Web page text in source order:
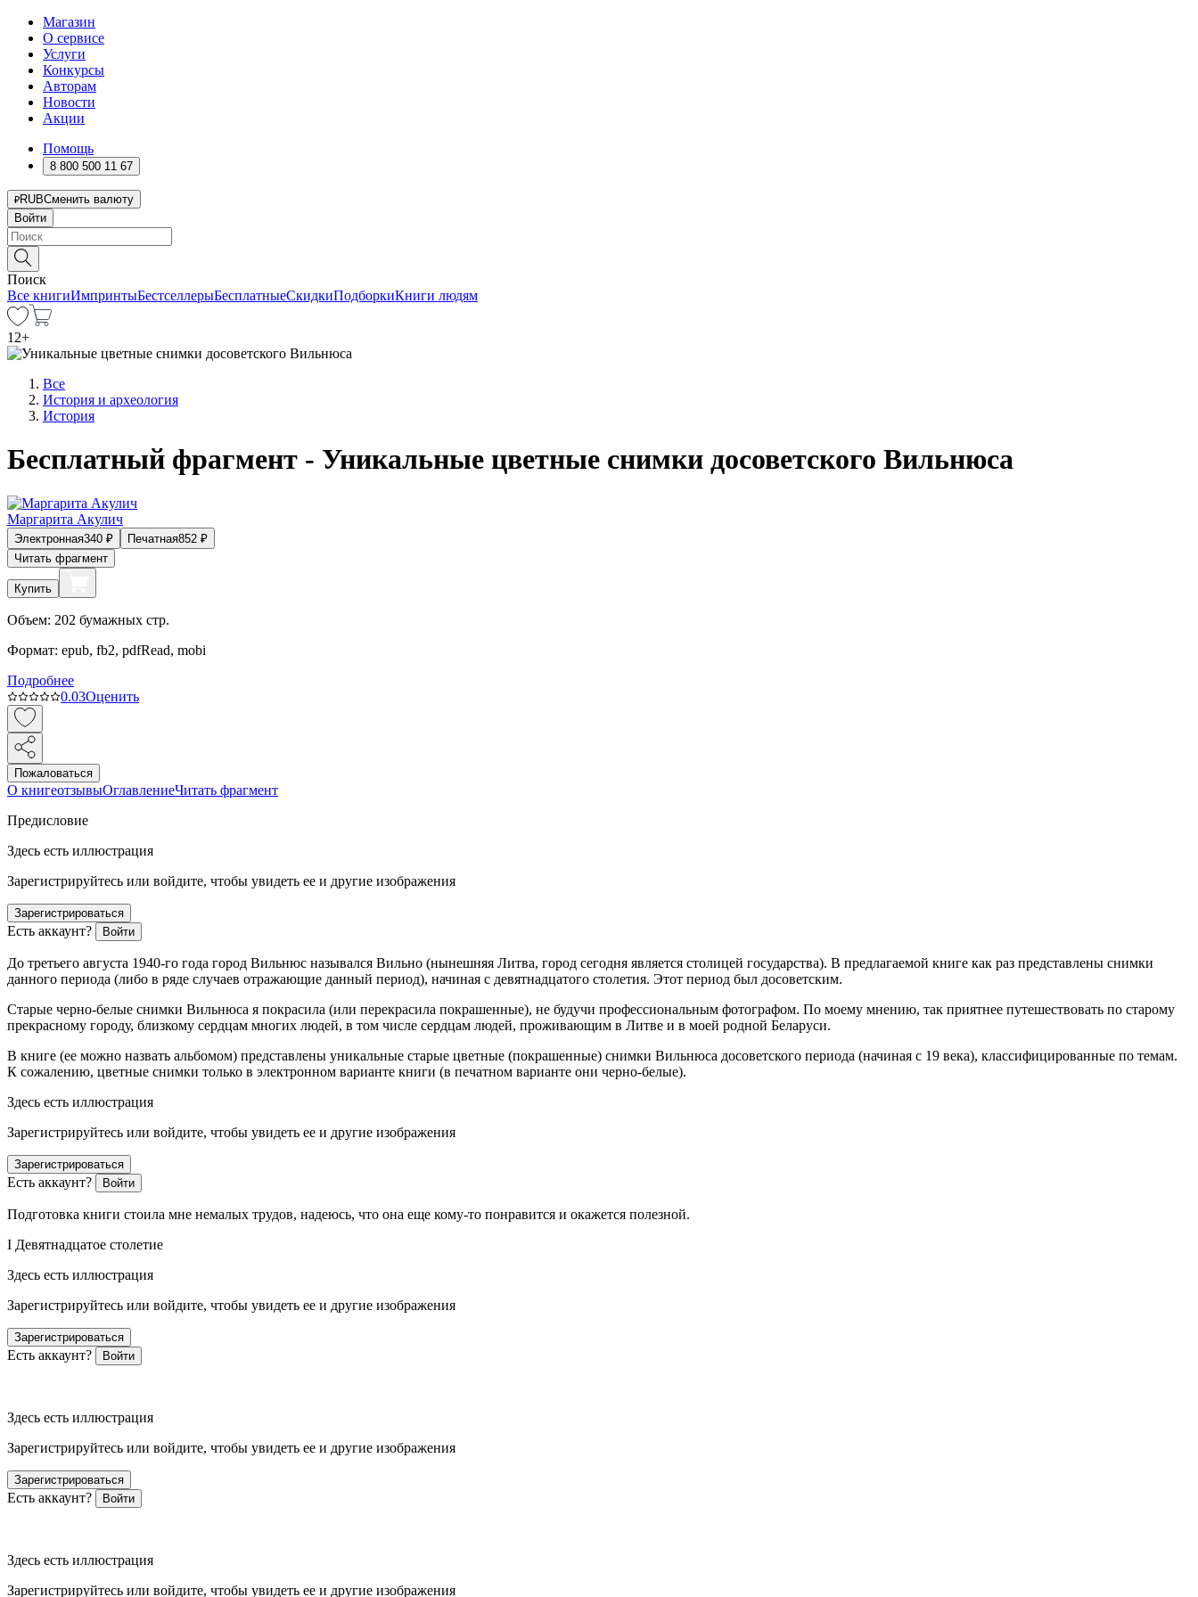
Магазин
О сервисе
Услуги
Конкурсы
Авторам
Новости
Акции
Помощь
8 800 500 11 67
RUBСменить валюту
Войти
Поиск
Все книгиИмпринтыБестселлерыБесплатныеСкидкиПодборкиКниги людям
12+
Все
История и археология
История
Бесплатный фрагмент - Уникальные цветные снимки досоветского Вильнюса
Маргарита Акулич
Электронная340 ₽ Печатная852 ₽
Читать фрагмент
Купить
Объем: 202 бумажных стр.
Формат: epub, fb2, pdfRead, mobi
Подробнее
0.03Оценить
Пожаловаться
О книгеотзывыОглавлениеЧитать фрагмент
Предисловие
Здесь есть иллюстрация
Зарегистрируйтесь или войдите, чтобы увидеть ее и другие изображения
Зарегистрироваться
Есть аккаунт? Войти
До третьего августа 1940-го года город Вильнюс назывался Вильно (нынешняя Литва, город сегодня является столицей государства). В предлагаемой книге как раз представлены снимки
данного периода (либо в ряде случаев отражающие данный период), начиная с девятнадцатого столетия. Этот период был досоветским.
Старые черно-белые снимки Вильнюса я покрасила (или перекрасила покрашенные), не будучи профессиональным фотографом. По моему мнению, так приятнее путешествовать по старому
прекрасному городу, близкому сердцам многих людей, в том числе сердцам людей, проживающим в Литве и в моей родной Беларуси.
В книге (ее можно назвать альбомом) представлены уникальные старые цветные (покрашенные) снимки Вильнюса досоветского периода (начиная с 19 века), классифицированные по темам.
К сожалению, цветные снимки только в электронном варианте книги (в печатном варианте они черно-белые).
Здесь есть иллюстрация
Зарегистрируйтесь или войдите, чтобы увидеть ее и другие изображения
Зарегистрироваться
Есть аккаунт? Войти
Подготовка книги стоила мне немалых трудов, надеюсь, что она еще кому-то понравится и окажется полезной.
I Девятнадцатое столетие
Здесь есть иллюстрация
Зарегистрируйтесь или войдите, чтобы увидеть ее и другие изображения
Зарегистрироваться
Есть аккаунт? Войти
Здесь есть иллюстрация
Зарегистрируйтесь или войдите, чтобы увидеть ее и другие изображения
Зарегистрироваться
Есть аккаунт? Войти
Здесь есть иллюстрация
Зарегистрируйтесь или войдите, чтобы увидеть ее и другие изображения